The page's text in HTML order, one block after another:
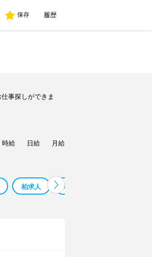
保存 履歴
事探しができま
時給 日給 月給
柏求人 堺求人